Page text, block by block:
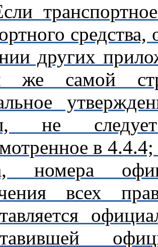
других
самой
не следует
в
номера
всех